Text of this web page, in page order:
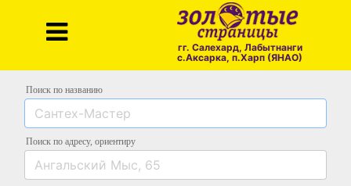
гг. Салехард, Лабытнанги
с.Аксарка, п.Харп (ЯНАО)
Поиск по названию
Поиск по адресу, ориентиру